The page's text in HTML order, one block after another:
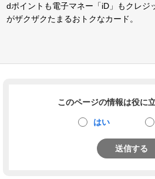
dポイントも電子マネー「iD」もクレジ
がザクザクたまるおトクなカード。
このページの情報は役に
はい
送信する